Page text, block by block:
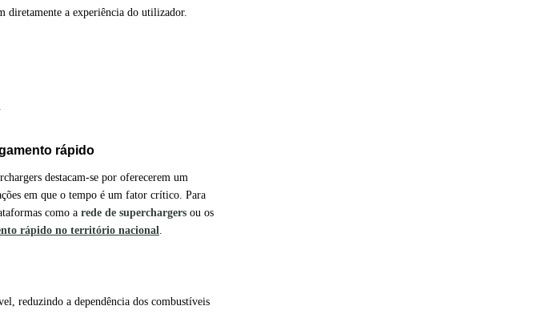
diretamente a experiência do utilizador.
rápido
destacam-se por oferecerem um
em que o tempo é um fator crítico. Para
como a rede de superchargers ou os
rápido no território nacional.
reduzindo a dependência dos combustíveis